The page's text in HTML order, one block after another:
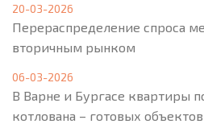
20-03-2026
Перераспределение спроса
вторичным рынком
06-03-2026
В Варне и Бургасе квартиры
котлована – готовых